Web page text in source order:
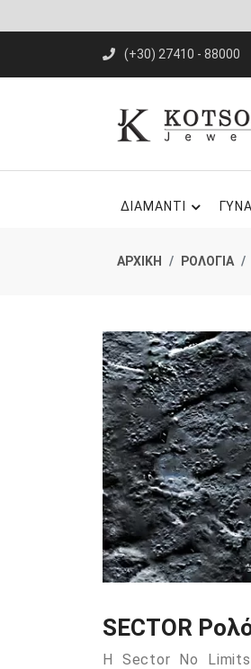
(+30) 27410 - 88000
ΔΙΑΜΑΝΤΙ
ΑΡΧΙΚΗ ΡΟΛΟΓΙΑ
SECTOR
Η Sector No Limits